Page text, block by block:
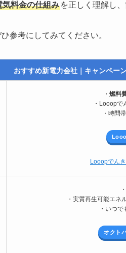
気料金の仕組み を正しく理解し
参考にしてみてください。
おすすめ新電力会社｜キャンペー
・ 燃料
・Looopで
・時間
Looopでん
・
・実質再生可能エネ
・いつ
オクト